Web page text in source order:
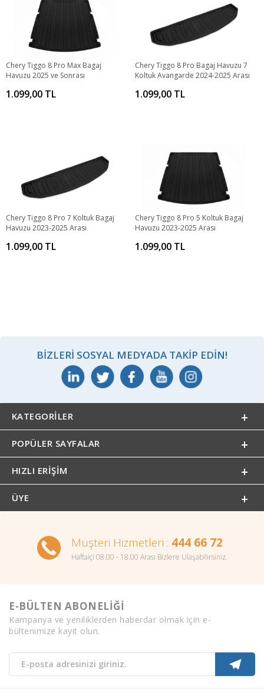
Chery Tiggo 8 Pro Max Bagaj
Havuzu 2025 ve Sonrası
1.099,00 TL
Chery Tiggo 8 Pro Bagaj Havuzu 7
Koltuk Avangarde 2024-2025 Arası
1.099,00 TL
Chery Tiggo 8 Pro 7 Koltuk Bagaj
Havuzu 2023-2025 Arası
1.099,00 TL
Chery Tiggo 8 Pro 5 Koltuk Bagaj
Havuzu 2023-2025 Arası
1.099,00 TL
BIZLERI SOSYAL MEDYADA TAKIP EDIN!
KATEGORILER
POPÜLER SAYFALAR
HIZLI ERIŞIM
ÜYE
Müşteri Hizmetleri : 444 66 72
Haftaiçi 08.00 - 18.00 Arası Bizlere Ulaşabilirsiniz.
E-BÜLTEN ABONELİĞİ
Kampanya ve yeniliklerden haberdar olmak için e-
bültenimize kayıt olun.